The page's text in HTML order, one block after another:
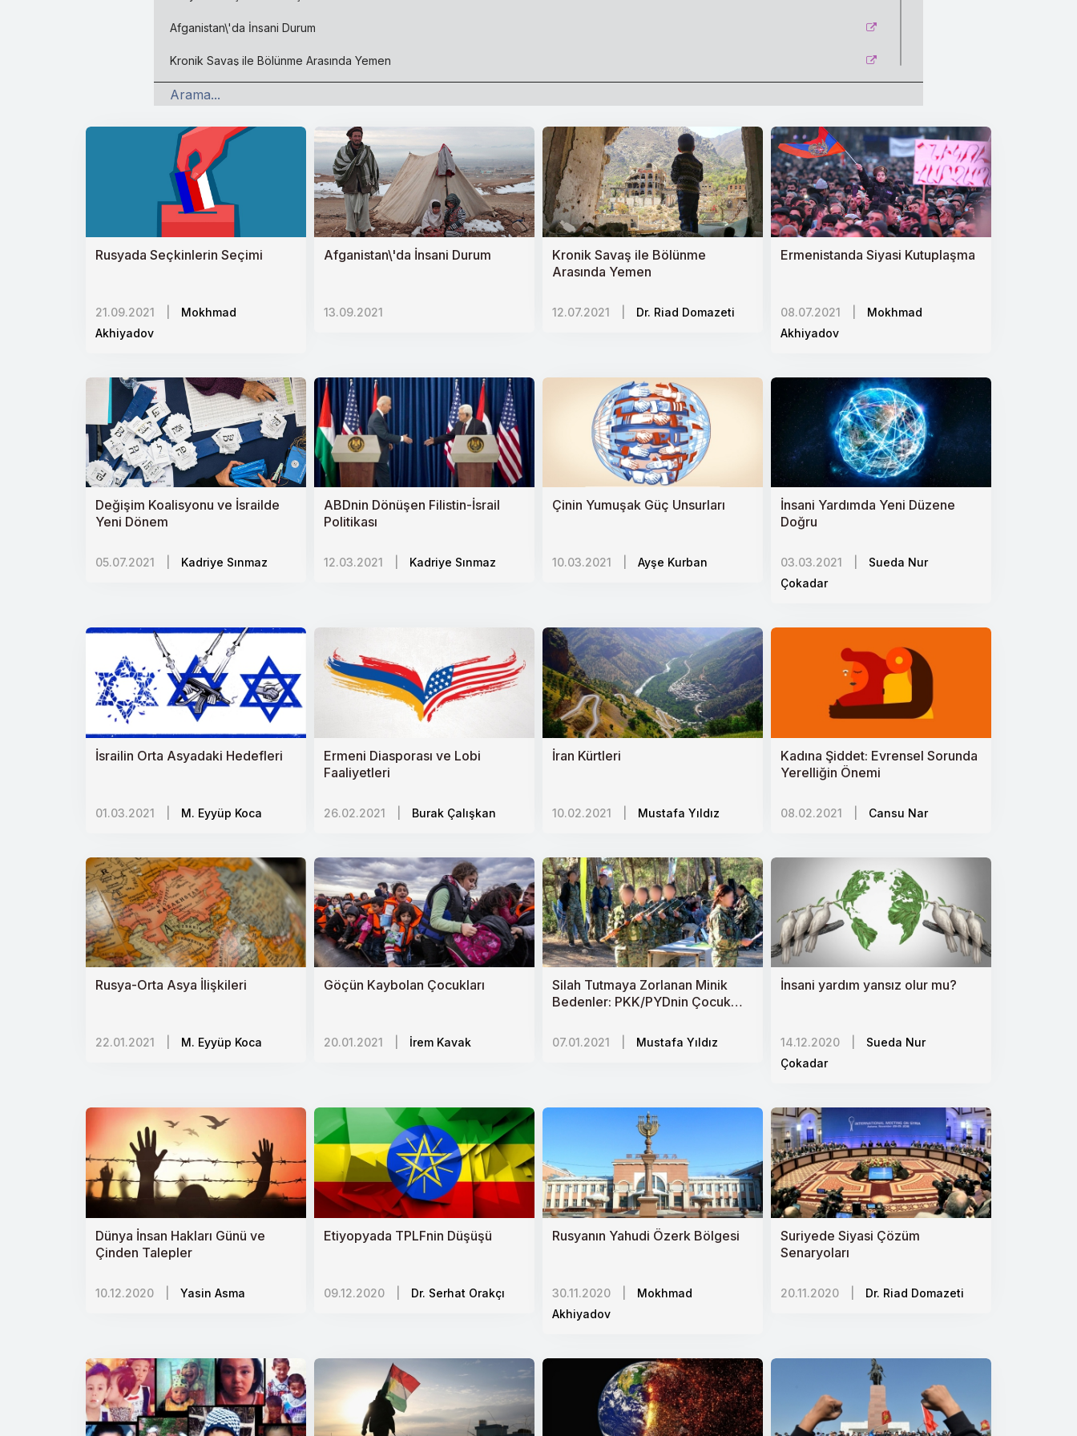
Afganistan\'da İnsani Durum
Kronik Savaş ile Bölünme Arasında Yemen
Ermenistanda Siyasi Kutuplaşma
Değişim Koalisyonu ve İsrailde Yeni Dönem
ABDnin Dönüşen Filistin-İsrail Politikası
Çinin Yumuşak Güç Unsurları
İnsani Yardımda Yeni Düzene Doğru
İsrailin Orta Asyadaki Hedefleri
Rusya-Orta Asya İlişkileri
Göçün Kaybolan Çocukları
Silah Tutmaya Zorlanan Minik Bedenler: PKK/PYDnin Çocuk Askerleri
İnsani yardım yansız olur mu?
Dünya İnsan Hakları Günü ve Çinden Talepler
Doğu Türkistanlı Çocuklar
Kuzey Irakta neler oluyor?
İklim Değişikliği ve Küresel Isınma
Kırgızistan: Kendi Çocuklarını Yiyen Devrim
Avrupanın Sosyal Pandemisi: İslam Karşıtlığı
Küresel Sağlık Sistemi ve Adaletsizlik
Tacikistanda Çin Nüfuzu
Azerbaycan-Ermenistan Çatışması ve Güney Kafkasyada Jeopolitik Dengeler
Sudanı İsrail Eksenine Yakınlaştırma Çabaları
İnsan Ticareti Bağlamında Pedofili
Suriye İçin Uluslararası Fon İhtiyacı ve Küresel Çekişme
‘Rus Dünyası Doktrini ve Dış Politikaya Yansımaları
Türkiye-İsrail Ekonomik İlişkileri (2010-2020)
Türkiye-BAE İlişkilerinde Yol Ayrımı
Sudanda Seküler Geçiş ve Kutuplaşan Toplum
Rusyada İslamofobi
Kazakistanda Etnik Gerilimler ve Bölge İstikrarı
Rusyada Seçkinlerin Seçimi
21.09.2021
Mokhmad
Akhiyadov
Afganistan\'da İnsani Durum
13.09.2021
Kronik Savaş ile Bölünme
Arasında Yemen
12.07.2021 Dr. Riad Domazeti
Ermenistanda Siyasi Kutuplaşma
08.07.2021
Mokhmad
Akhiyadov
Değişim Koalisyonu ve İsrailde
Yeni Dönem
05.07.2021 Kadriye Sınmaz
ABDnin Dönüşen Filistin-İsrail
Politikası
12.03.2021 Kadriye Sınmaz
Çinin Yumuşak Güç Unsurları
10.03.2021 Ayşe Kurban
İnsani Yardımda Yeni Düzene
Doğru
03.03.2021
Sueda Nur
Çokadar
İsrailin Orta Asyadaki Hedefleri
01.03.2021 M. Eyyüp Koca
Ermeni Diasporası ve Lobi
Faaliyetleri
26.02.2021 Burak Çalışkan
İran Kürtleri
10.02.2021 Mustafa Yıldız
Kadına Şiddet: Evrensel Sorunda
Yerelliğin Önemi
08.02.2021 Cansu Nar
Rusya-Orta Asya İlişkileri
22.01.2021 M. Eyyüp Koca
Göçün Kaybolan Çocukları
20.01.2021 İrem Kavak
Silah Tutmaya Zorlanan Minik
Bedenler: PKK/PYDnin Çocuk
07.01.2021 Mustafa Yıldız
İnsani yardım yansız olur mu?
14.12.2020
Sueda Nur
Çokadar
Dünya İnsan Hakları Günü ve
Çinden Talepler
10.12.2020 Yasin Asma
Etiyopyada TPLFnin Düşüşü
09.12.2020 Dr. Serhat Orakçı
Rusyanın Yahudi Özerk Bölgesi
30.11.2020
Mokhmad
Akhiyadov
Suriyede Siyasi Çözüm
Senaryoları
20.11.2020 Dr. Riad Domazeti